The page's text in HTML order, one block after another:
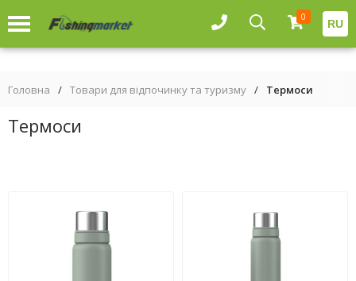
0
RU
Головна / Товари для відпочинку та туризму / Термоси
Термоси